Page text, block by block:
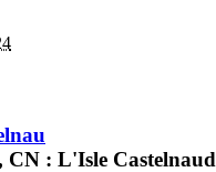
: L'Isle Castelnaud